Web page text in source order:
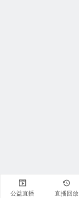
公益直播 直播回放